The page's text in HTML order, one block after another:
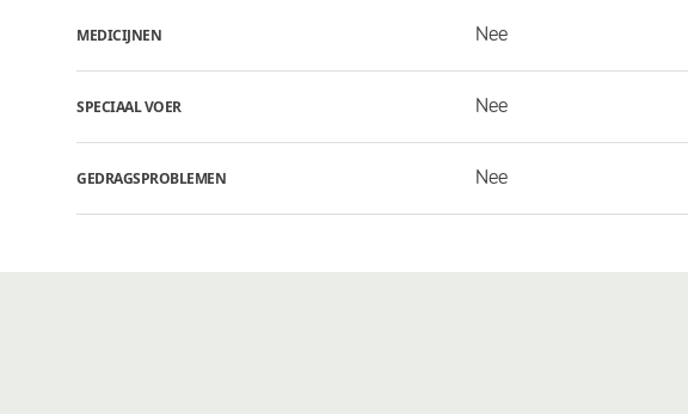
MEDICIJNEN Nee
SPECIAAL VOER Nee
GEDRAGSPROBLEMEN Nee